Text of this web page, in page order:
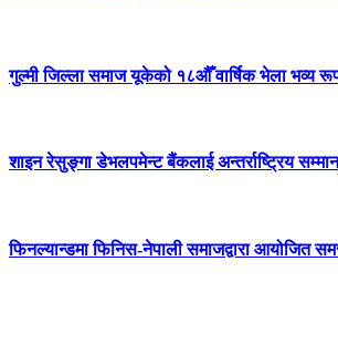
गुल्मी जिल्ला समाज यूकेको १८औँ वार्षिक भेला भव्य
शाइन रेसुङ्गा डेभलपमेन्ट बैंकलाई अन्तर्राष्ट्रिय
फिनल्यान्डमा फिनिस-नेपाली समाजद्वारा आयोजित